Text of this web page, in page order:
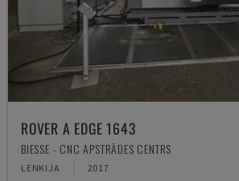
ROVER A EDGE 1643
BIESSE - CNC APSTRĀDES CENTRS
LENKIJA 2017